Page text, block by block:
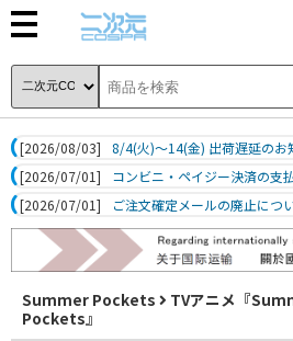
[2026/08/03]
8/4(火)～14(金) 出荷遅延のお
[2026/07/01]
コンビニ・ペイジー決済の支
[2026/07/01]
ご注文確定メールの廃止につ
Summer Pockets
TVアニメ『
Pockets』